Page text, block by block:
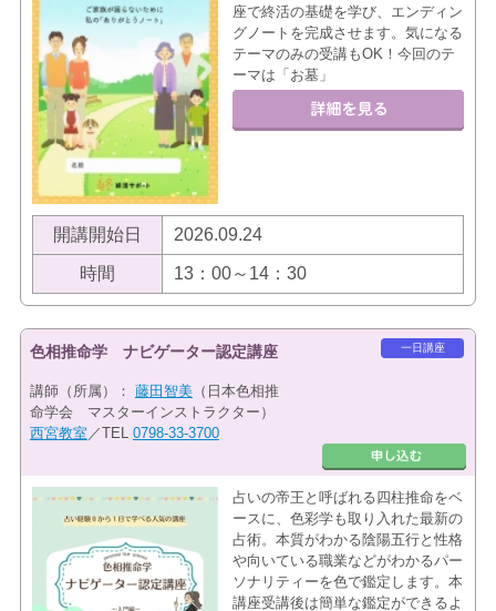
座で終活の基礎を学び、エンディン
グノートを完成させます。気になる
テーマのみの受講もOK！今回のテ
ーマは「お墓」
開講開始日 2026.09.24
時間 13：00～14：30
一日講座
色相推命学 ナビゲーター認定講座
講師（所属）： 藤田智美（日本色相推
命学会 マスターインストラクター）
西宮教室 ／TEL 0798-33-3700
占いの帝王と呼ばれる四柱推命をベ
ースに、色彩学も取り入れた最新の
占術。本質がわかる陰陽五行と性格
や向いている職業などがわかるパー
ソナリティーを色で鑑定します。本
講座受講後は簡単な鑑定ができるよ